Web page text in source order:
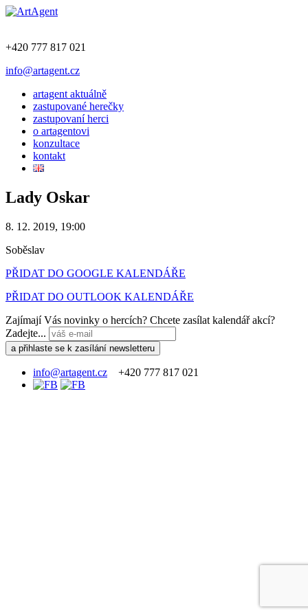
+420 777 817 021
info@artagent.cz
artagent aktuálně
zastupované herečky
zastupovaní herci
o artagentovi
konzultace
kontakt
Lady Oskar
8. 12. 2019, 19:00
Soběslav
PŘIDAT DO GOOGLE KALENDÁŘE
PŘIDAT DO OUTLOOK KALENDÁŘE
Zajímají Vás novinky o hercích? Chcete zasílat kalendář akcí?
Zadejte...
info@artagent.cz +420 777 817 021